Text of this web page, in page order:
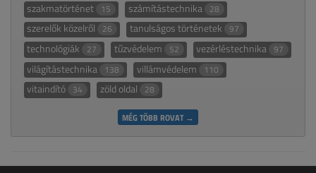
szakmatörténet 15 számítástechnika 28
szerelők közelről 26 tanulságos történetek 97
technológiák 27 tűzvédelem 52 vezérléstechnika 97
világítástechnika 138 villámvédelem 110
vitaindító 34 zöld oldal 28
MÉG TÖBB ROVAT →